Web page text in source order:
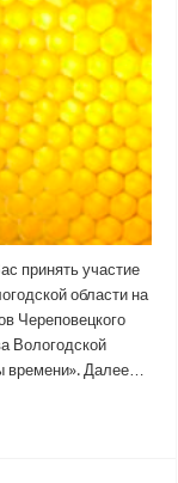
принять участие
области на
Череповецкого
Вологодской
времени». Далее…